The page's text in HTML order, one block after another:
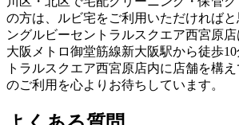
の方は、ルビ宅をご利用いただければ
ングルビーセントラルスクエア西宮原
大阪メトロ御堂筋線新大阪駅から徒歩
トラルスクエア西宮原店内に店舗を構
のご利用を心よりお待ちしています。